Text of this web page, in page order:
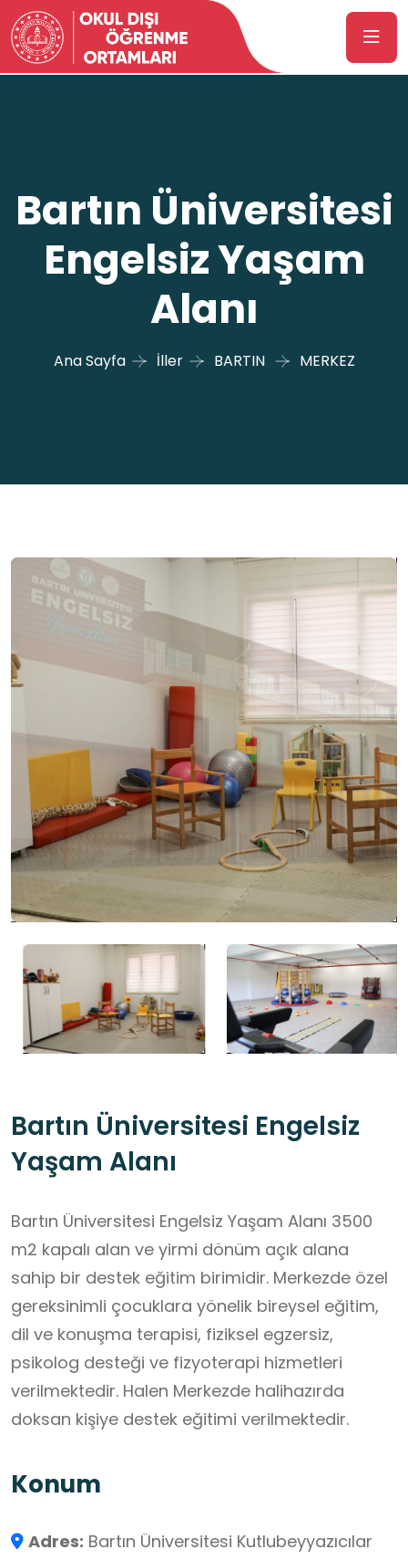
Bartın Üniversitesi
Engelsiz Yaşam
Alanı
Ana Sayfa İller BARTIN MERKEZ
Bartın Üniversitesi Engelsiz
Yaşam Alanı
Bartın Üniversitesi Engelsiz Yaşam Alanı 3500
m2 kapalı alan ve yirmi dönüm açık alana
sahip bir destek eğitim birimidir. Merkezde özel
gereksinimli çocuklara yönelik bireysel eğitim,
dil ve konuşma terapisi, fiziksel egzersiz,
psikolog desteği ve fizyoterapi hizmetleri
verilmektedir. Halen Merkezde halihazırda
doksan kişiye destek eğitimi verilmektedir.
Konum
Adres: Bartın Üniversitesi Kutlubeyyazıcılar